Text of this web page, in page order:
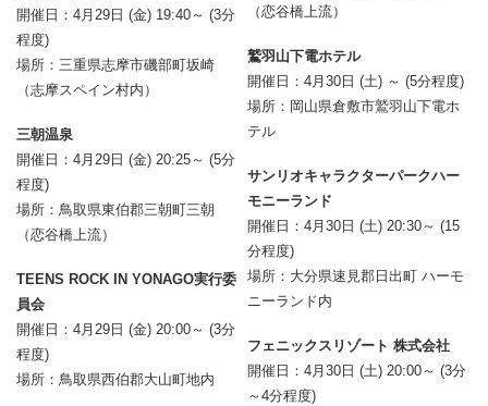
開催日：4月29日 (金) 19:40～ (3分
程度)
場所：三重県志摩市磯部町坂崎
（志摩スペイン村内）
三朝温泉
開催日：4月29日 (金) 20:25～ (5分
程度)
場所：鳥取県東伯郡三朝町三朝
（恋谷橋上流）
TEENS ROCK IN YONAGO実行委
員会
開催日：4月29日 (金) 20:00～ (3分
程度)
場所：鳥取県西伯郡大山町地内
（恋谷橋上流）
鷲羽山下電ホテル
開催日：4月30日 (土) ～ (5分程度)
場所：岡山県倉敷市鷲羽山下電ホ
テル
サンリオキャラクターパークハー
モニーランド
開催日：4月30日 (土) 20:30～ (15
分程度)
場所：大分県速見郡日出町 ハーモ
ニーランド内
フェニックスリゾート 株式会社
開催日：4月30日 (土) 20:00～ (3分
～4分程度)